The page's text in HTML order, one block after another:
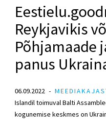
Reykjavikis
Põhjamaade
panus
06.09.2022
Islandil toimuval Balti
kogunemise keskmes on